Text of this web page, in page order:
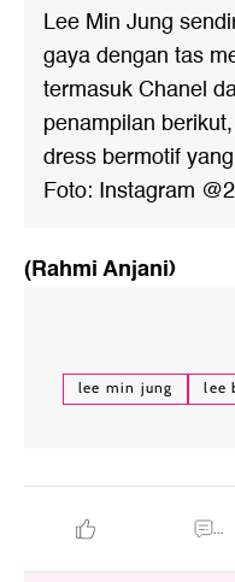
Lee Min Jung
gaya dengan tas
termasuk Chanel
penampilan
dress bermotif
Foto: Instagram
(Rahmi Anjani)
lee min jung lee
...